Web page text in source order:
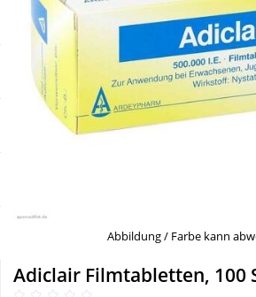
Neuheiten
Sale
Schnäppchen
Täglich gut versorgt
Diabetes
Körperpflege & Kosmetik
Liebe & Erotik
Nahrungsergänzung
Natur & Homöopathie
Abbildung / Farbe kann
Adiclair Filmtabletten, 100